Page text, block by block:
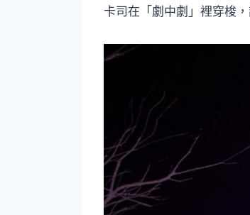
卡司在「劇中劇」裡穿梭